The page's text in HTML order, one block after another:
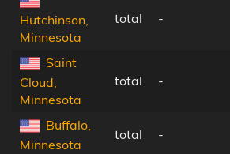
Hutchinson,
Minnesota
total -
Saint
Cloud,
Minnesota
total -
Buffalo,
Minnesota
total -